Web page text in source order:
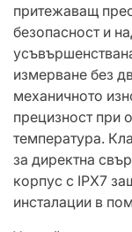
притежаващ
безопасност и
измерване без
механичното
прецизност при
температура.
за директна
корпус с IPX7
инсталации в